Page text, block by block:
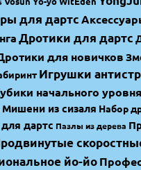
для дартс
Дротики для дартс
для новичков
Игрушки
начального уровня
Мишени из сизаля Набор
дартс Пазлы из дерева
йо-йо